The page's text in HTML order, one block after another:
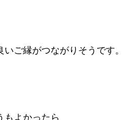
いご縁がつながりそうです。
もよかったら